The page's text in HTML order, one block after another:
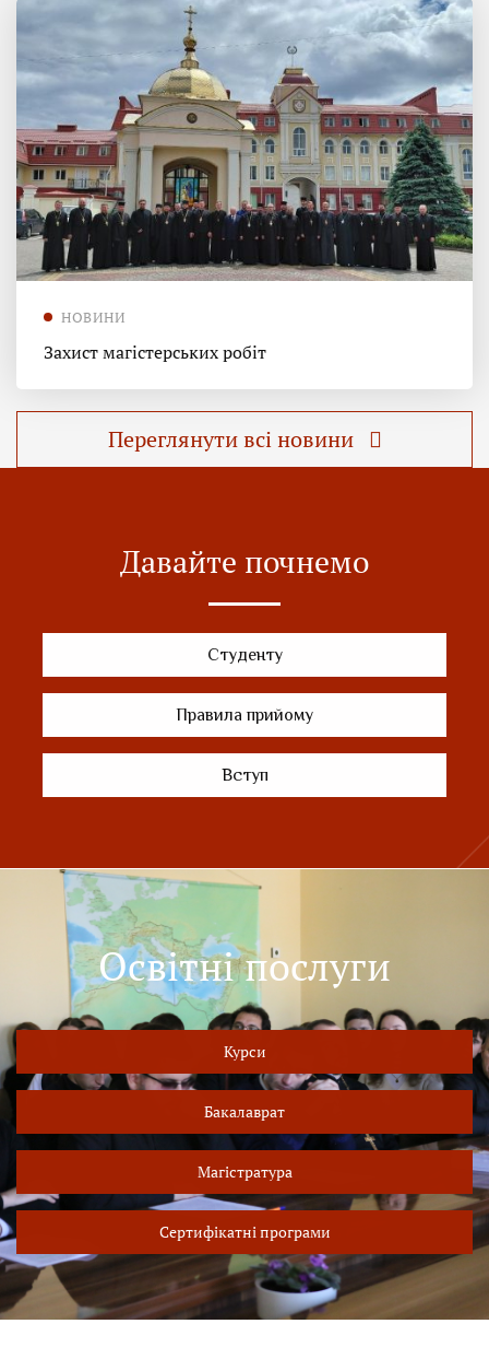
НОВИНИ
Захист магістерських робіт
Переглянути всі новини
Давайте почнемо
Студенту
Правила прийому
Вступ
Освітні послуги
Курси
Бакалаврат
Магістратура
Сертифікатні програми